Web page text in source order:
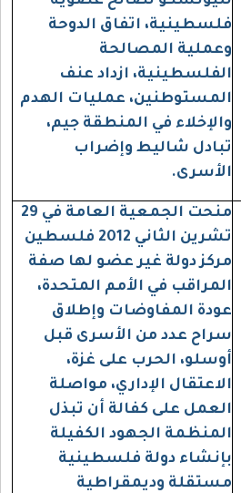
فلسطينية، اتفاق الدوحة
وعملية المصالحة
الفلسطينية، ازداد عنف
المستوطنين، عمليات الهدم
والإخلاء في المنطقة جيم،
تبادل شاليط وإضراب
الأسرى.
منحت الجمعية العامة في 29
تشرين الثاني 2012 فلسطين
مركز دولة غير عضو لها صفة
المراقب في الأمم المتحدة،
عودة المفاوضات وإطلاق
سراح عدد من الأسرى قبل
أوسلو، الحرب على غزة،
الاعتقال الإداري، مواصلة
العمل على كفالة أن تبذل
المنظمة الجهود الكفيلة
بإنشاء دولة فلسطينية
مستقلة وديمقراطية